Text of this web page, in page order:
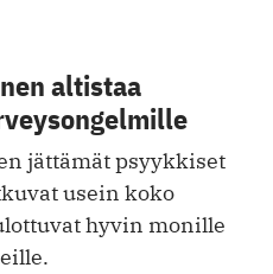
altistaa
jättämät psyykkiset
usein koko
hyvin monille